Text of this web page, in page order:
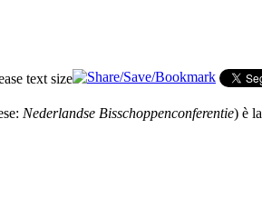
Nederlandse Bisschoppenconferentie) è la